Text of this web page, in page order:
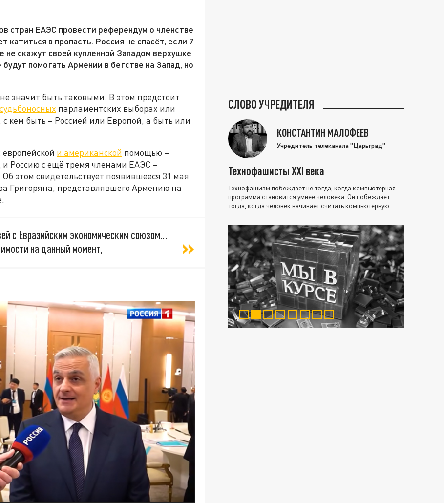
стран ЕАЭС провести референдум о членстве
в пропасть. Россия не спасёт, если 7
не скажут своей купленной Западом верхушке
помогать Армении в бегстве на Запад, но
значит быть таковыми. В этом предстоит
судьбоносных парламентских выборах или
с кем быть – Россией или Европой, а быть или
и американской помощью –
и Россию с ещё тремя членами ЕАЭС –
этом свидетельствует появившееся 31 мая
Григоряна, представлявшего Армению на
с Евразийским экономическим союзом…
на данный момент,
СЛОВО УЧРЕДИТЕЛЯ
КОНСТАНТИН МАЛОФЕЕВ
Учредитель телеканала "Царьград"
Технофашисты XXI века
Технофашизм побеждает не тогда, когда компьютерная
программа становится умнее человека. Он побеждает
тогда, когда человек начинает считать компьютерную